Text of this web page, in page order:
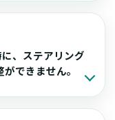
、ステアリング
できません。